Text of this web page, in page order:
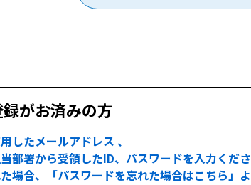
がお済みの方
したメールアドレス 、
部署から受領したID、パスワードを入力くださ
場合、「パスワードを忘れた場合はこちら」